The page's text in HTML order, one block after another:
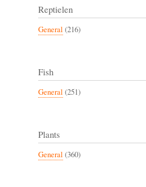
Reptielen
General (216)
Fish
General (251)
Plants
General (360)